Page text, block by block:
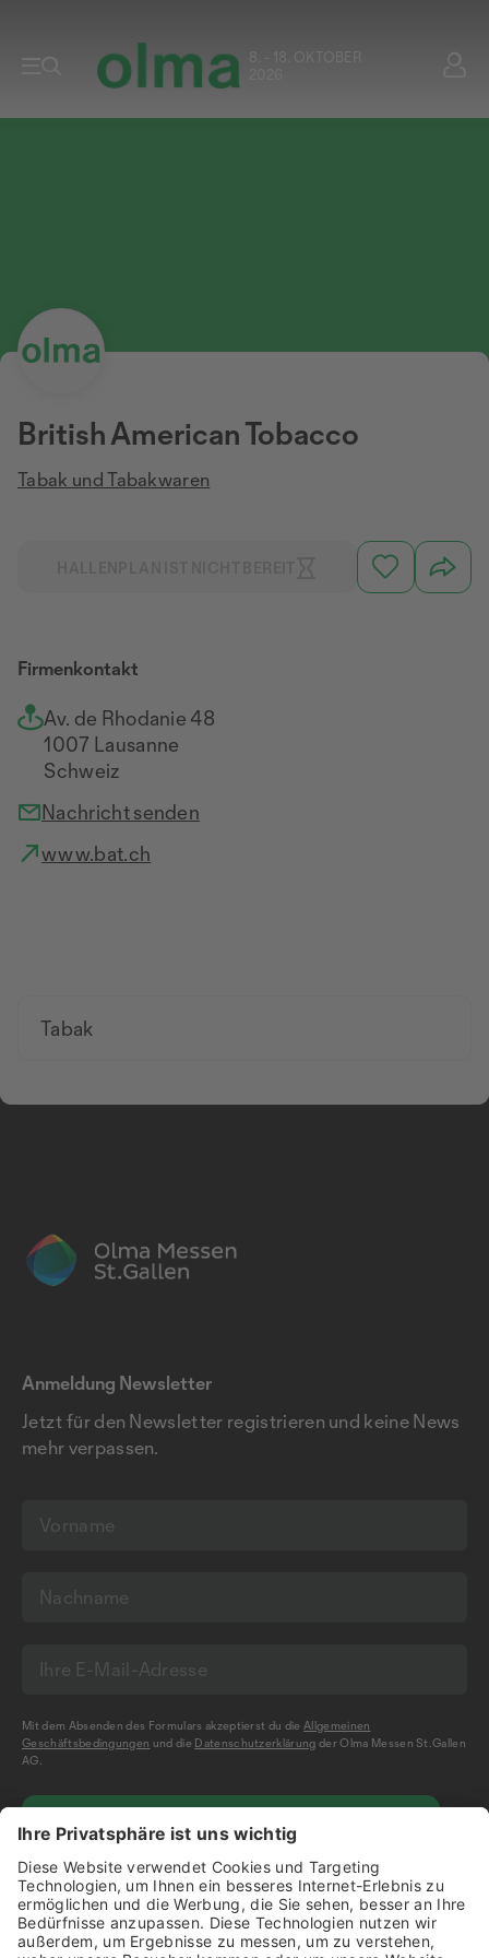
8. - 18. OKTOBER
British American Tobacco
Tabak und Tabakwaren
Firmenkontakt
Av. de Rhodanie 48
1007 Lausanne
Schweiz
Nachricht senden
www.bat.ch
Tabak
Anmeldung Newsletter
Jetzt für den Newsletter registrieren und keine News
mehr verpassen.
Mit dem Absenden des Formulars akzeptierst du dieAllgemeinen
Geschäftsbedingungen und die Datenschutzerklärung der Olma Messen St.Gallen
AG.